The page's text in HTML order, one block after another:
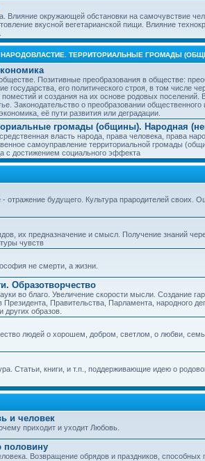
Влияние окружающей обстановки на самочувствие
вкусной вегетарианской пищи. Влияние
ТЕРРИТОРИАЛЬНЫЕ ГРОМАДЫ
Позитивные преобразования в обществе:
государства, его политического строя, в том числе
и создания на их основе родовых поселений.
Законодательство о преобразовании общественного
её пути развития или деградации.
громады (общины). Народная
власть народа, права человека, права
самоуправление территориальной громады
с достижением социального эффекта
отражение будущего. Культура прародителей своих.
их предназначение и смысл. Получение знаний
чувств
не смерти, а жизни.
Образотворчество
во благо. Увеличение скорости мысли. Создание
Президента, Правительства, Парламента, народного
других образов.
людей о хорошем, добром, светлом, о любви,
Статьи, книги, и т.п., поддерживающие идею о
и человек
приходит и уходит Любовь.
половину
Возвращение обрядов и праздников,